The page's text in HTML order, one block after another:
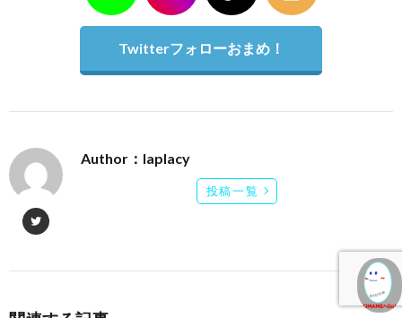
Twitterフォローおまめ！
Author：laplacy
投稿一覧